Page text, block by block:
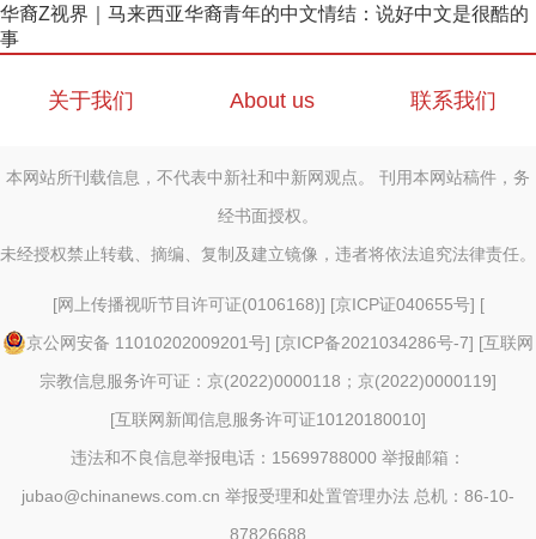
华裔Z视界｜马来西亚华裔青年的中文情结：说好中文是很酷的
事
关于我们 About us 联系我们
本网站所刊载信息，不代表中新社和中新网观点。 刊用本网站稿件，务
经书面授权。
未经授权禁止转载、摘编、复制及建立镜像，违者将依法追究法律责任。
[网上传播视听节目许可证(0106168)] [京ICP证040655号] [
京公网安备 11010202009201号] [京ICP备2021034286号-7] [互联网
宗教信息服务许可证：京(2022)0000118；京(2022)0000119]
[互联网新闻信息服务许可证10120180010]
违法和不良信息举报电话：15699788000 举报邮箱：
jubao@chinanews.com.cn 举报受理和处置管理办法 总机：86-10-
87826688